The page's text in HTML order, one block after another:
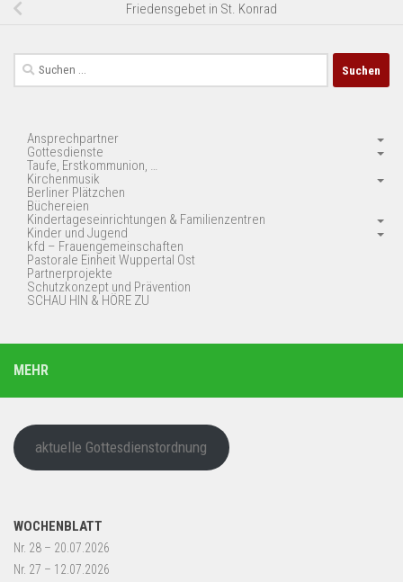
Friedensgebet in St. Konrad
Suchen
nach:
Ansprechpartner
Gottesdienste
Taufe, Erstkommunion, …
Kirchenmusik
Berliner Plätzchen
Büchereien
Kindertageseinrichtungen & Familienzentren
Kinder und Jugend
kfd – Frauengemeinschaften
Pastorale Einheit Wuppertal Ost
Partnerprojekte
Schutzkonzept und Prävention
SCHAU HIN & HÖRE ZU
MEHR
aktuelle Gottesdienstordnung
WOCHENBLATT
Nr. 28 – 20.07.2026
Nr. 27 – 12.07.2026